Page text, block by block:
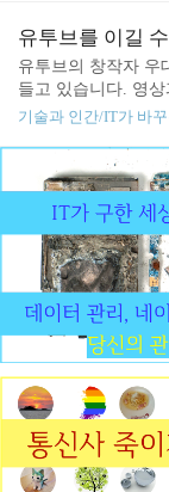
문가일 뿐입니다.당
현실은 촛불 이후에
더라도 아무도 귀담
위력을 발휘하는 네
적으로 뒤처지고 있
유투브를 이길
유투브의 창작자 우
들고 있습니다. 영
라 글로 쓰면 몇 줄
마다 0.4원정도의
성한다면 400만원
서 조회수를 유지
니다.실제로 엽기
씹상타취로 찍으니
죽는 풀발기 오지
브 테크놀러지 채널
기술과 인간/IT가 바